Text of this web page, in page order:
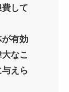
して
が有効
なこ
えら